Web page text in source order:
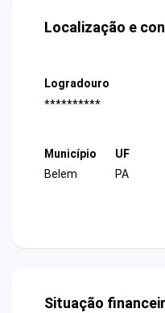
Localização e
Logradouro
**********
Município
Belem
UF
PA
Situação